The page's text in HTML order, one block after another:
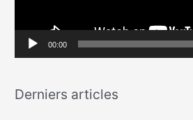
:
i
é
00:00
Derniers articles